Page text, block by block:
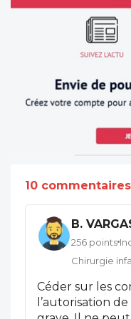
10 commentaires
B.
256 points
Chirurgie
Céder sur les
l’autorisation